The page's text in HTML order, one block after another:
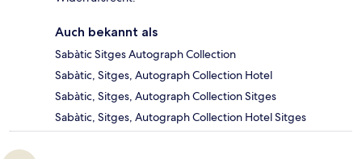
Auch bekannt als
Sabàtic Sitges Autograph Collection
Sabàtic, Sitges, Autograph Collection Hotel
Sabàtic, Sitges, Autograph Collection Sitges
Sabàtic, Sitges, Autograph Collection Hotel Sitges